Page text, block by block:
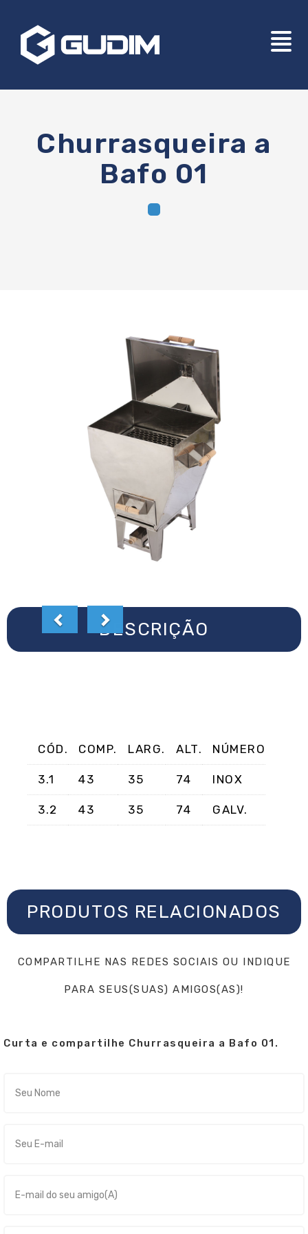
Churrasqueira a
Bafo 01
DESCRIÇÃO
CÓD. COMP. LARG. ALT. NÚMERO
3.1 43 35 74 INOX
3.2 43 35 74 GALV.
PRODUTOS RELACIONADOS
COMPARTILHE NAS REDES SOCIAIS OU INDIQUE
PARA SEUS(SUAS) AMIGOS(AS)!
Curta e compartilhe Churrasqueira a Bafo 01.